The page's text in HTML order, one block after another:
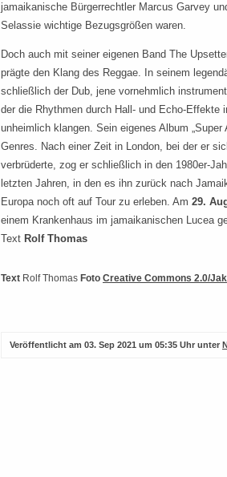
jamaikanische Bürgerrechtler Marcus Garvey
Selassie wichtige Bezugsgrößen waren.
Doch auch mit seiner eigenen Band The
prägte den Klang des Reggae. In seinem
schließlich der Dub, jene vornehmlich
der die Rhythmen durch Hall- und Echo-Effekte
unheimlich klangen. Sein eigenes Album
Genres. Nach einer Zeit in London, bei der er
verbrüderte, zog er schließlich in den 1980er-
letzten Jahren, in den es ihn zurück nach
Europa noch oft auf Tour zu erleben. Am 29.
einem Krankenhaus im jamaikanischen Lucea
Text Rolf Thomas
Text Rolf Thomas Foto Creative Commons 2.0/
Veröffentlicht am 03. Sep 2021 um 05:35 Uhr unter